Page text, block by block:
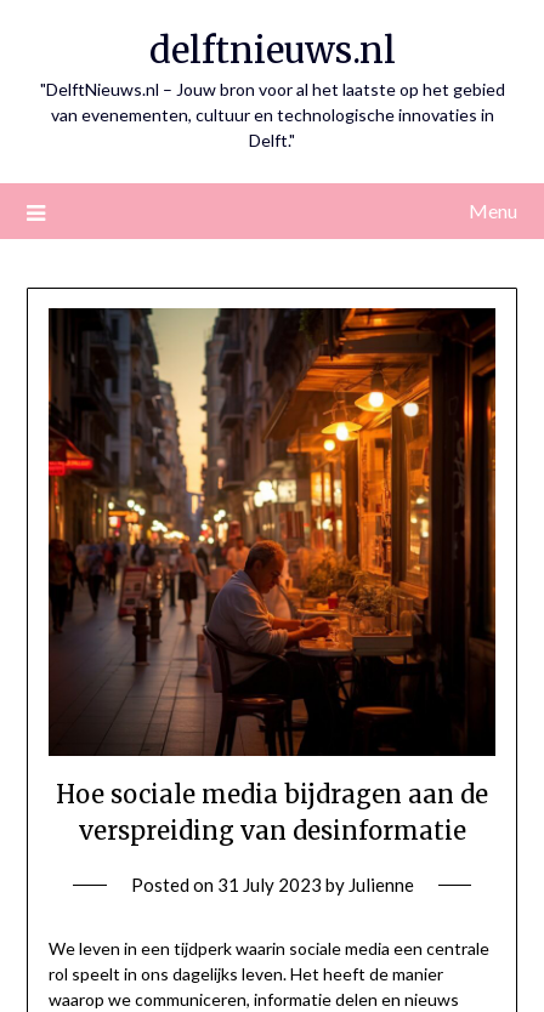
delftnieuws.nl
"DelftNieuws.nl – Jouw bron voor al het laatste op het gebied
van evenementen, cultuur en technologische innovaties in
Delft."
Menu
Hoe sociale media bijdragen aan de
verspreiding van desinformatie
Posted on 31 July 2023 by Julienne
We leven in een tijdperk waarin sociale media een centrale
rol speelt in ons dagelijks leven. Het heeft de manier
waarop we communiceren, informatie delen en nieuws